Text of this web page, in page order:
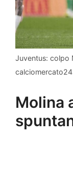
Juventus: colpo
Molina